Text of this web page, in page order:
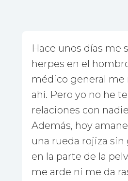
Hace unos días me
herpes en el
médico general me
ahí. Pero yo no he
relaciones con
Además, hoy
una rueda rojiza sin
en la parte de la
me arde ni me da